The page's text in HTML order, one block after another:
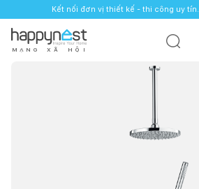
Kết nối đơn vị thiết kế - thi công uy tín.
M Ạ N G X Ã H Ộ I